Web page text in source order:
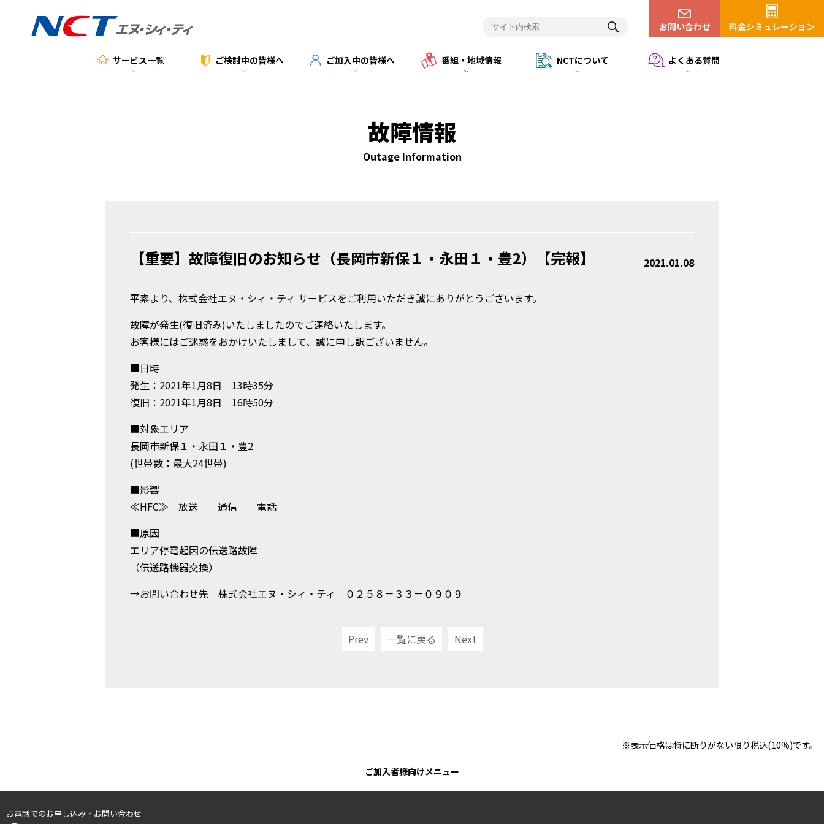
お問い合わせ 料金シミュレーション
サービス一覧 ご検討中の皆様へ ご加入中の皆様へ 番組・地域情報 NCTについて よくある質問
故障情報
Outage Information
【重要】故障復旧のお知らせ（長岡市新保１・永田１・豊2）【完報】 2021.01.08
平素より、株式会社エヌ・シィ・ティ サービスをご利用いただき誠にありがとうございます。
故障が発生(復旧済み)いたしましたのでご連絡いたします。
お客様にはご迷惑をおかけいたしまして、誠に申し訳ございません。
■日時
発生：2021年1月8日 13時35分
復旧：2021年1月8日 16時50分
■対象エリア
長岡市新保１・永田１・豊2
(世帯数：最大24世帯)
■影響
≪HFC≫ 放送 通信 電話
■原因
エリア停電起因の伝送路故障
（伝送路機器交換）
→お問い合わせ先 株式会社エヌ・シィ・ティ ０２５８－３３－０９０９
Prev 一覧に戻る Next
※表示価格は特に断りがない限り税込(10%)です。
ご加入者様向けメニュー
お電話でのお申し込み・お問い合わせ